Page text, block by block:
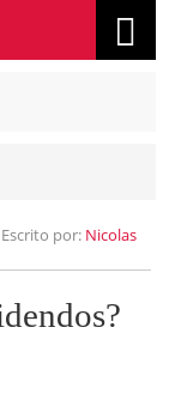
Escrito por: Nicolas